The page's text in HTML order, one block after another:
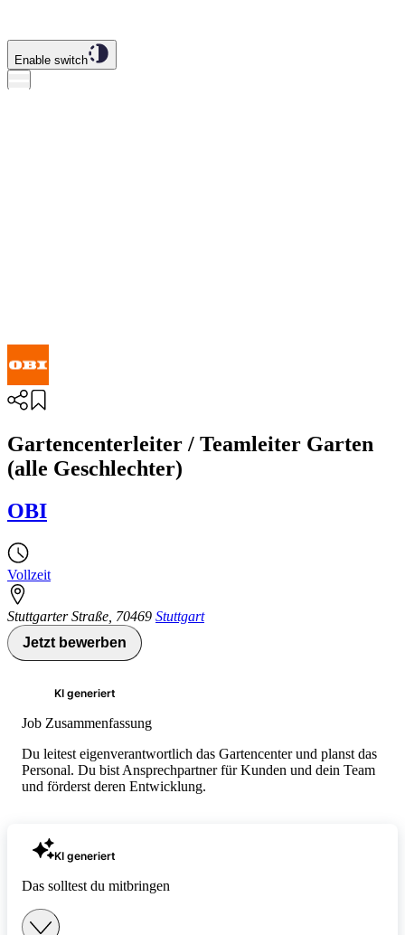
Enable switch
Gartencenterleiter / Teamleiter Garten
(alle Geschlechter)
OBI
Vollzeit
Stuttgarter Straße 70469 Stuttgart
Jetzt bewerben
KI generiert
Job Zusammenfassung
Du leitest eigenverantwortlich das Gartencenter und planst das
Personal. Du bist Ansprechpartner für Kunden und dein Team
und förderst deren Entwicklung.
KI generiert
Das solltest du mitbringen